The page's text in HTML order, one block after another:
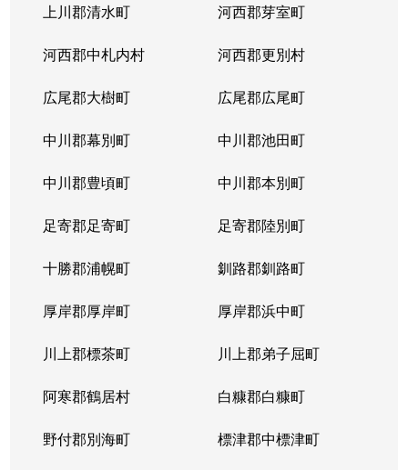
上川郡清水町 河西郡芽室町
河西郡中札内村 河西郡更別村
広尾郡大樹町 広尾郡広尾町
中川郡幕別町 中川郡池田町
中川郡豊頃町 中川郡本別町
足寄郡足寄町 足寄郡陸別町
十勝郡浦幌町 釧路郡釧路町
厚岸郡厚岸町 厚岸郡浜中町
川上郡標茶町 川上郡弟子屈町
阿寒郡鶴居村 白糠郡白糠町
野付郡別海町 標津郡中標津町